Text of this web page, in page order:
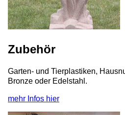
Zubehör
Garten- und Tierplastiken,
Bronze oder Edelstahl.
mehr Infos hier